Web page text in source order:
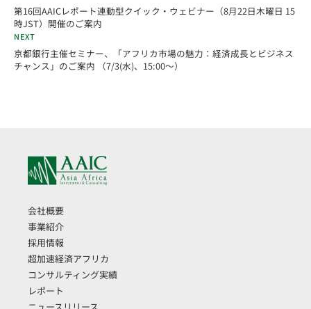
第16回AAICレポート連動型クイック・ウェビナー（8月22日木曜日 15
時JST）開催のご案内
NEXT
京都銀行主催セミナー、「アフリカ市場の魅⼒：経済成⻑とビジネス
チャンス」のご案内 （7/3(水)、15:00～）
会社概要
事業紹介
採用情報
超加速経済アフリカ
コンサルティング実績
レポート